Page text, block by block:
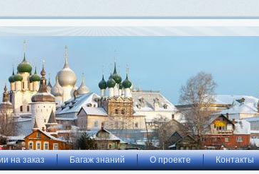
на заказ Багаж знаний О проекте Контакты